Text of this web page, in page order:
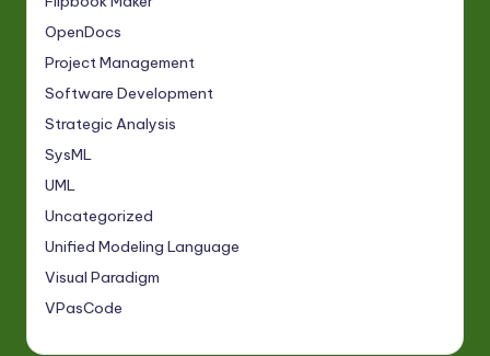
OpenDocs
Project Management
Software Development
Strategic Analysis
SysML
UML
Uncategorized
Unified Modeling Language
Visual Paradigm
VPasCode